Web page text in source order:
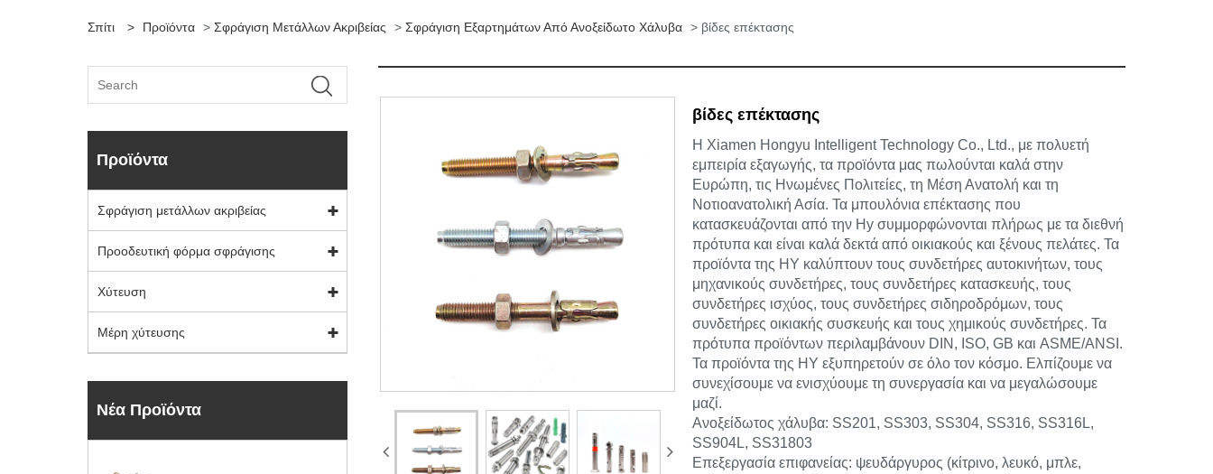
Σπίτι > Προϊόντα > Σφράγιση Μετάλλων Ακριβείας > Σφράγιση Εξαρτημάτων Από Ανοξείδωτο Χάλυβα > βίδες επέκτασης
Προϊόντα
Σφράγιση μετάλλων ακριβείας
Προοδευτική φόρμα σφράγισης
Χύτευση
Μέρη χύτευσης
Νέα Προϊόντα
βίδες επέκτασης
Η Xiamen Hongyu Intelligent Technology Co., Ltd., με πολυετή
εμπειρία εξαγωγής, τα προϊόντα μας πωλούνται καλά στην
Ευρώπη, τις Ηνωμένες Πολιτείες, τη Μέση Ανατολή και τη
Νοτιοανατολική Ασία. Τα μπουλόνια επέκτασης που
κατασκευάζονται από την Hy συμμορφώνονται πλήρως με τα διεθνή
πρότυπα και είναι καλά δεκτά από οικιακούς και ξένους πελάτες. Τα
προϊόντα της HY καλύπτουν τους συνδετήρες αυτοκινήτων, τους
μηχανικούς συνδετήρες, τους συνδετήρες κατασκευής, τους
συνδετήρες ισχύος, τους συνδετήρες σιδηροδρόμων, τους
συνδετήρες οικιακής συσκευής και τους χημικούς συνδετήρες. Τα
πρότυπα προϊόντων περιλαμβάνουν DIN, ISO, GB και ASME/ANSI.
Τα προϊόντα της HY εξυπηρετούν σε όλο τον κόσμο. Ελπίζουμε να
συνεχίσουμε να ενισχύουμε τη συνεργασία και να μεγαλώσουμε
μαζί.
Ανοξείδωτος χάλυβα: SS201, SS303, SS304, SS316, SS316L,
SS904L, SS31803
Επεξεργασία επιφανείας: ψευδάργυρος (κίτρινο, λευκό, μπλε,